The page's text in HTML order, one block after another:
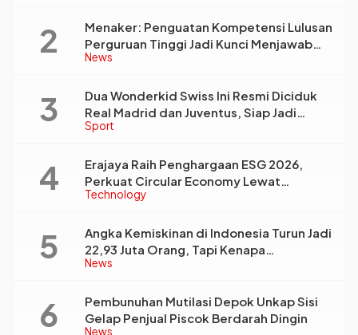
News
Menaker: Penguatan Kompetensi Lulusan
Perguruan Tinggi Jadi Kunci Menjawab
Kebutuhan Dunia Kerja
Sport
Dua Wonderkid Swiss Ini Resmi Diciduk
Real Madrid dan Juventus, Siap Jadi
Bintang Baru Eropa
Technology
Erajaya Raih Penghargaan ESG 2026,
Perkuat Circular Economy Lewat
Pengelolaan Limbah Berkelanjutan
News
Angka Kemiskinan di Indonesia Turun Jadi
22,93 Juta Orang, Tapi Kenapa
Ketimpangan Desa dan Kota Malah Makin
News
Pembunuhan Mutilasi Depok Unkap Sisi
Gelap Penjual Piscok Berdarah Dingin